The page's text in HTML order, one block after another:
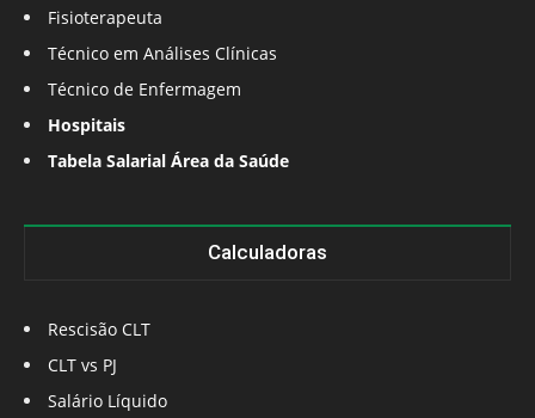
Fisioterapeuta
Técnico em Análises Clínicas
Técnico de Enfermagem
Hospitais
Tabela Salarial Área da Saúde
Calculadoras
Rescisão CLT
CLT vs PJ
Salário Líquido